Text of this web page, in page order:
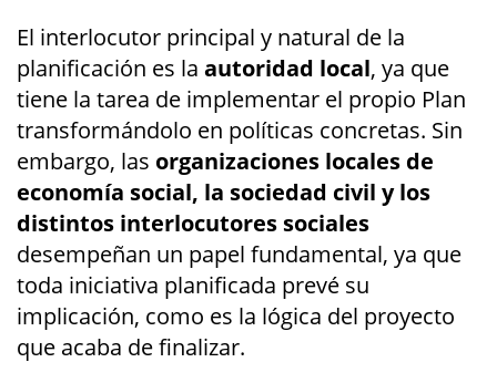
El interlocutor principal y natural de la
planificación es la autoridad local, ya que
tiene la tarea de implementar el propio Plan
transformándolo en políticas concretas. Sin
embargo, las organizaciones locales de
economía social, la sociedad civil y los
distintos interlocutores sociales
desempeñan un papel fundamental, ya que
toda iniciativa planificada prevé su
implicación, como es la lógica del proyecto
que acaba de finalizar.